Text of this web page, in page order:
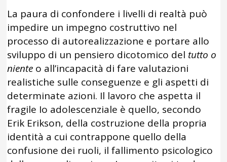
La paura di confondere i livelli di realtà può
impedire un impegno costruttivo nel
processo di autorealizzazione e portare allo
sviluppo di un pensiero dicotomico del tutto o
niente o all’incapacità di fare valutazioni
realistiche sulle conseguenze e gli aspetti di
determinate azioni. Il lavoro che aspetta il
fragile Io adolescenziale è quello, secondo
Erik Erikson, della costruzione della propria
identità a cui contrappone quello della
confusione dei ruoli, il fallimento psicologico